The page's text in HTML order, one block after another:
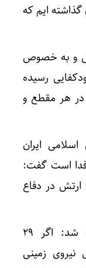
ایم که
و به خصوص
رسیده
هر مقطع و
ایران
فدا است گفت:
۴۸ هزار شهید ارتش در دفاع
فرمانده نیروی زمینی ارتش یادآور شد: اگر ۲۹
نیروی زمینی